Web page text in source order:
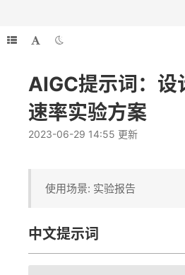
AIGC提示词：设
速率实验方案
2023-06-29 14:55 更新
使用场景: 实验报告
中文提示词